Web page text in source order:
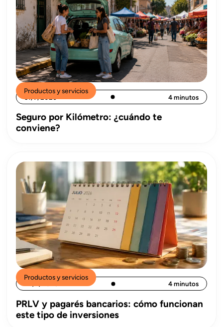
Productos y servicios
31/7/2026 4 minutos
Seguro por Kilómetro: ¿cuándo te
conviene?
Productos y servicios
22/7/2026 4 minutos
PRLV y pagarés bancarios: cómo funcionan
este tipo de inversiones